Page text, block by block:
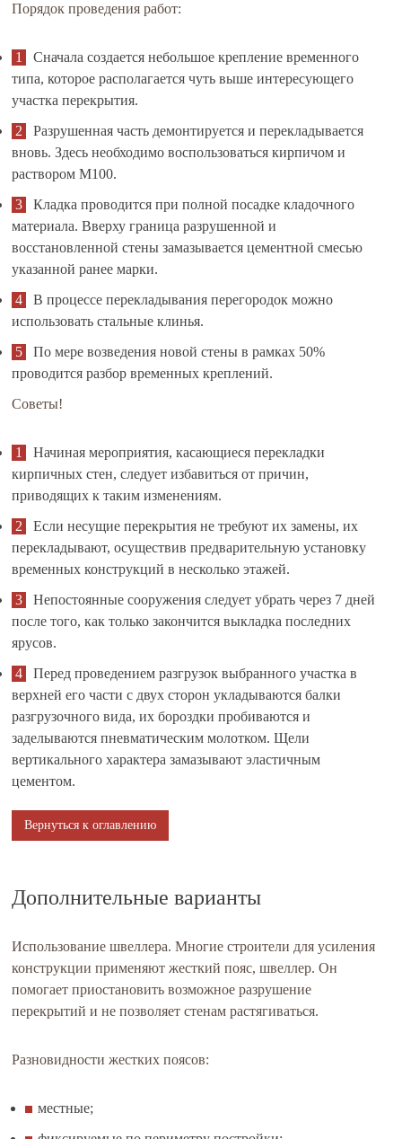
Порядок проведения работ:
Сначала создается небольшое крепление временного
типа, которое располагается чуть выше интересующего
участка перекрытия.
Разрушенная часть демонтируется и перекладывается
вновь. Здесь необходимо воспользоваться кирпичом и
раствором М100.
Кладка проводится при полной посадке кладочного
материала. Вверху граница разрушенной и
восстановленной стены замазывается цементной смесью
указанной ранее марки.
В процессе перекладывания перегородок можно
использовать стальные клинья.
По мере возведения новой стены в рамках 50%
проводится разбор временных креплений.
Советы!
Начиная мероприятия, касающиеся перекладки
кирпичных стен, следует избавиться от причин,
приводящих к таким изменениям.
Если несущие перекрытия не требуют их замены, их
перекладывают, осуществив предварительную установку
временных конструкций в несколько этажей.
Непостоянные сооружения следует убрать через 7 дней
после того, как только закончится выкладка последних
ярусов.
Перед проведением разгрузок выбранного участка в
верхней его части с двух сторон укладываются балки
разгрузочного вида, их бороздки пробиваются и
заделываются пневматическим молотком. Щели
вертикального характера замазывают эластичным
цементом.
Вернуться к оглавлению
Дополнительные варианты
Использование швеллера. Многие строители для усиления
конструкции применяют жесткий пояс, швеллер. Он
помогает приостановить возможное разрушение
перекрытий и не позволяет стенам растягиваться.
Разновидности жестких поясов:
местные;